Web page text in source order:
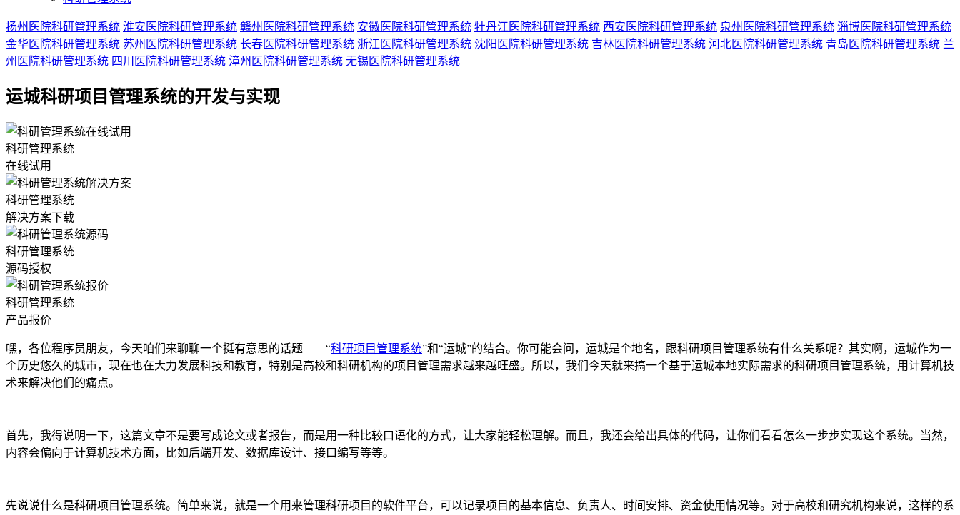
扬州医院科研管理系统 淮安医院科研管理系统 赣州医院科研管理系统 安徽医院科研管理系统 牡丹江医院科研管理系统 西安医院科研管理系统 泉州医院科研管理系统 淄博医院科研管理系统
金华医院科研管理系统 苏州医院科研管理系统 长春医院科研管理系统 浙江医院科研管理系统 沈阳医院科研管理系统 吉林医院科研管理系统 河北医院科研管理系统 青岛医院科研管理系统 兰
州医院科研管理系统 四川医院科研管理系统 漳州医院科研管理系统 无锡医院科研管理系统
运城科研项目管理系统的开发与实现
科研管理系统
在线试用
科研管理系统
解决方案下载
科研管理系统
源码授权
科研管理系统
产品报价
嘿，各位程序员朋友，今天咱们来聊聊一个挺有意思的话题——“科研项目管理系统”和“运城”的结合。你可能会问，运城是个地名，跟科研项目管理系统有什么关系呢？其实啊，运城作为一
个历史悠久的城市，现在也在大力发展科技和教育，特别是高校和科研机构的项目管理需求越来越旺盛。所以，我们今天就来搞一个基于运城本地实际需求的科研项目管理系统，用计算机技
术来解决他们的痛点。
首先，我得说明一下，这篇文章不是要写成论文或者报告，而是用一种比较口语化的方式，让大家能轻松理解。而且，我还会给出具体的代码，让你们看看怎么一步步实现这个系统。当然，
内容会偏向于计算机技术方面，比如后端开发、数据库设计、接口编写等等。
先说说什么是科研项目管理系统。简单来说，就是一个用来管理科研项目的软件平台，可以记录项目的基本信息、负责人、时间安排、资金使用情况等。对于高校和研究机构来说，这样的系